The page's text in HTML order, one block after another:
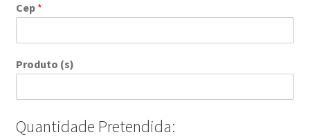
Cep *
Produto (s)
Quantidade Pretendida: